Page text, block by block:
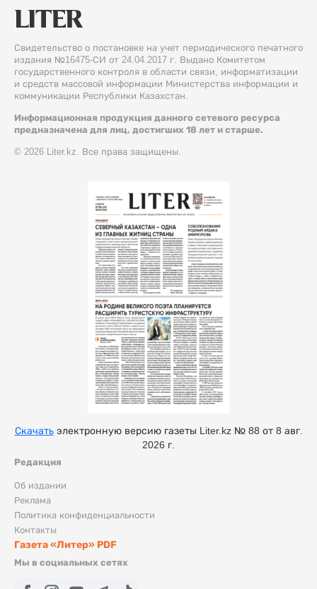
Свидетельство о постановке на учет периодического печатного
издания №16475-СИ от 24.04.2017 г. Выдано Комитетом
государственного контроля в области связи, информатизации
и средств массовой информации Министерства информации и
коммуникации Республики Казахстан.
Информационная продукция данного сетевого ресурса
предназначена для лиц, достигших 18 лет и старше.
© 2026 Liter.kz. Все права защищены.
Редакция
Об издании
Реклама
Политика конфиденциальности
Контакты
Газета «Литер» PDF
Мы в социальных сетях
Скачатьэлектронную версию газеты Liter.kz № 88 от 8 авг.
2026 г.